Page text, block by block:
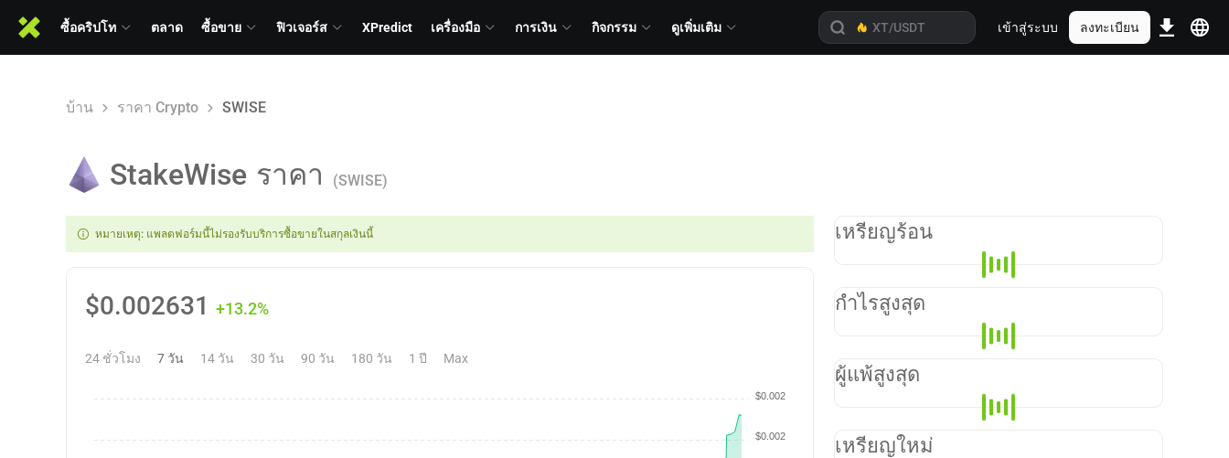
ซื้อคริปโท ตลาด ซื้อขาย ฟิวเจอร์ส XPredict เครื่องมือ การเงิน กิจกรรม ดูเพิ่มเติม เข้าสู่ระบบ ลงทะเบียน
บ้าน ราคา Crypto SWISE
StakeWise ราคา (SWISE)
หมายเหตุ: แพลตฟอร์มนี้ไม่รองรับบริการซื้อขายในสกุลเงินนี้
$0.002631 +13.2%
24 ชั่วโมง 7 วัน 14 วัน 30 วัน 90 วัน 180 วัน 1 ปี Max
$0.002
$0.002
เหรียญร้อน
กำไรสูงสุด
ผู้แพ้สูงสุด
เหรียญใหม่